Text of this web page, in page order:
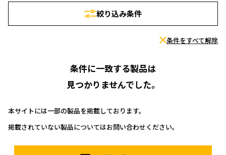
絞り込み条件
条件をすべて解除
条件に一致する製品は
見つかりませんでした。
本サイトには一部の製品を掲載しております。
掲載されていない製品についてはお問い合わせください。